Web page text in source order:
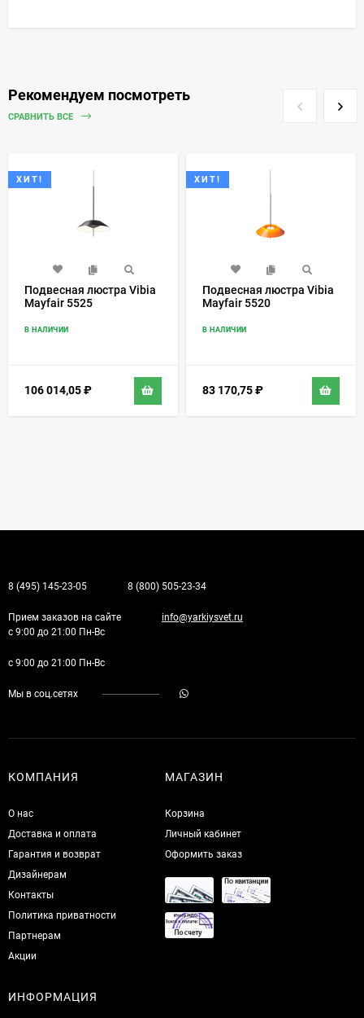
Рекомендуем посмотреть
СРАВНИТЬ ВСЕ
ХИТ!
Подвесная люстра Vibia
Mayfair 5525
В НАЛИЧИИ
106 014,05₽
ХИТ!
Подвесная люстра Vibia
Mayfair 5520
В НАЛИЧИИ
83 170,75₽
8 (495) 145-23-05 8 (800) 505-23-34
Прием заказов на сайте
с 9:00 до 21:00 Пн-Вс
info@yarkiysvet.ru
с 9:00 до 21:00 Пн-Вс
Мы в соц.сетях
КОМПАНИЯ
О нас
Доставка и оплата
Гарантия и возврат
Дизайнерам
Контакты
Политика приватности
Партнерам
Акции
МАГАЗИН
Корзина
Личный кабинет
Оформить заказ
ИНФОРМАЦИЯ